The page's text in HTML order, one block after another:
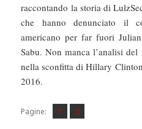
raccontando la storia di
che hanno denunciato il
americano per far fuori
Sabu. Non manca l’analisi
nella sconfitta di Hillary
2016.
Pagine: Pagina
1 ,
Pagina
2